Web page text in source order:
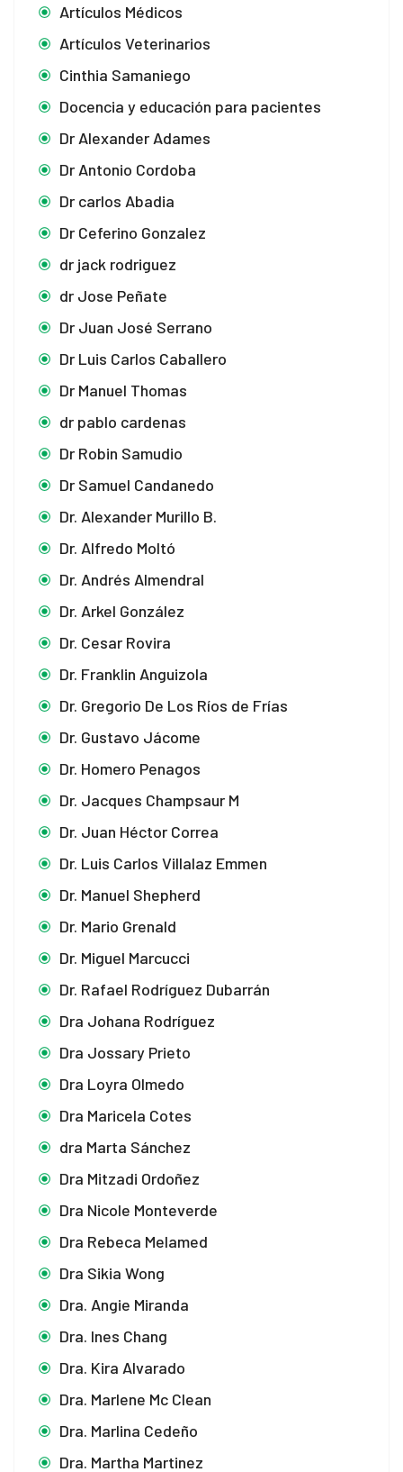
Artículos Médicos
Artículos Veterinarios
Cinthia Samaniego
Docencia y educación para pacientes
Dr Alexander Adames
Dr Antonio Cordoba
Dr carlos Abadia
Dr Ceferino Gonzalez
dr jack rodriguez
dr Jose Peñate
Dr Juan José Serrano
Dr Luis Carlos Caballero
Dr Manuel Thomas
dr pablo cardenas
Dr Robin Samudio
Dr Samuel Candanedo
Dr. Alexander Murillo B.
Dr. Alfredo Moltó
Dr. Andrés Almendral
Dr. Arkel González
Dr. Cesar Rovira
Dr. Franklin Anguizola
Dr. Gregorio De Los Ríos de Frías
Dr. Gustavo Jácome
Dr. Homero Penagos
Dr. Jacques Champsaur M
Dr. Juan Héctor Correa
Dr. Luis Carlos Villalaz Emmen
Dr. Manuel Shepherd
Dr. Mario Grenald
Dr. Miguel Marcucci
Dr. Rafael Rodríguez Dubarrán
Dra Johana Rodríguez
Dra Jossary Prieto
Dra Loyra Olmedo
Dra Maricela Cotes
dra Marta Sánchez
Dra Mitzadi Ordoñez
Dra Nicole Monteverde
Dra Rebeca Melamed
Dra Sikia Wong
Dra. Angie Miranda
Dra. Ines Chang
Dra. Kira Alvarado
Dra. Marlene Mc Clean
Dra. Marlina Cedeño
Dra. Martha Martinez